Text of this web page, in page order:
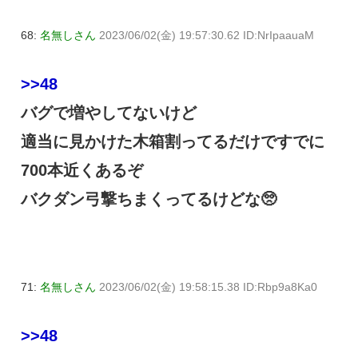
68: 名無しさん 2023/06/02(金) 19:57:30.62 ID:NrIpaauaM
>>48
バグで増やしてないけど
適当に見かけた木箱割ってるだけですでに
700本近くあるぞ
バクダン弓撃ちまくってるけどな🥺
71: 名無しさん 2023/06/02(金) 19:58:15.38 ID:Rbp9a8Ka0
>>48